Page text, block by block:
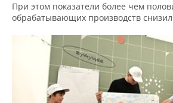
При этом показатели более чем
обрабатывающих производств